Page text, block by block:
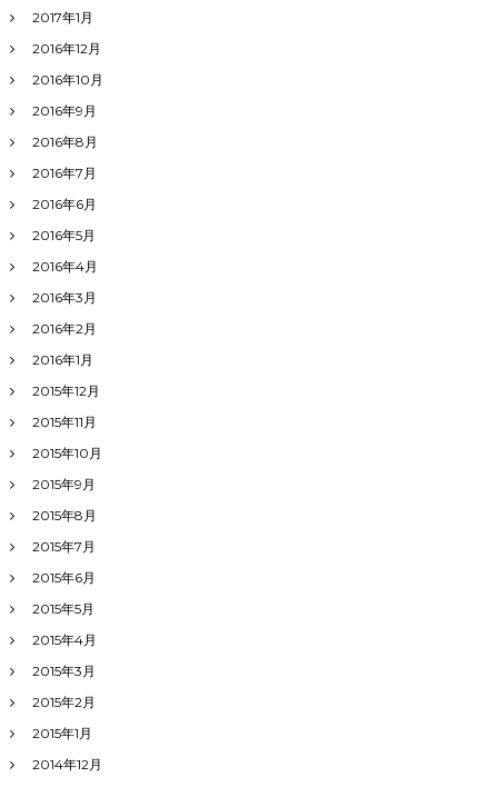
2017年1月
2016年12月
2016年10月
2016年9月
2016年8月
2016年7月
2016年6月
2016年5月
2016年4月
2016年3月
2016年2月
2016年1月
2015年12月
2015年11月
2015年10月
2015年9月
2015年8月
2015年7月
2015年6月
2015年5月
2015年4月
2015年3月
2015年2月
2015年1月
2014年12月